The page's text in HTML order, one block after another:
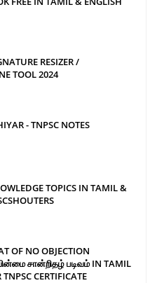
RESIZER /
TOOL 2024
- TNPSC NOTES
TOPICS IN TAMIL &
OF NO OBJECTION
சான்றிதழ் படிவம் IN TAMIL
CERTIFICATE